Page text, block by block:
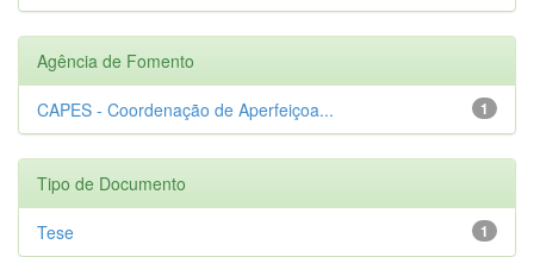
Agência de Fomento
1
CAPES - Coordenação de Aperfeiçoa...
Tipo de Documento
1
Tese